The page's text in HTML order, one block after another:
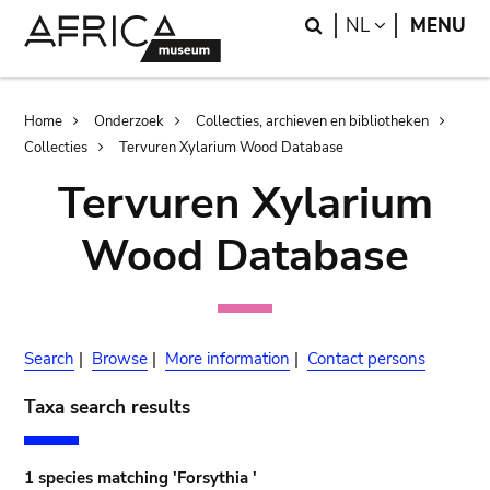
Search
NL LANGUAGE
MENU
Breadcrumb
Home Onderzoek
Collecties, archieven en bibliotheken
Collecties
Tervuren Xylarium Wood Database
Tervuren Xylarium
Wood Database
Search | Browse | More information | Contact persons
Taxa search results
1 species matching 'Forsythia '